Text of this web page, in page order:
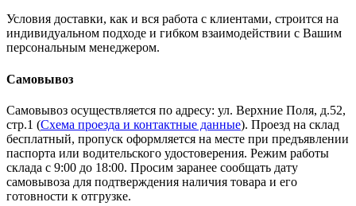
Условия доставки, как и вся работа с клиентами, строится на
индивидуальном подходе и гибком взаимодействии с Вашим
персональным менеджером.
Самовывоз
Самовывоз осуществляется по адресу: ул. Верхние Поля, д.52,
стр.1 (Схема проезда и контактные данные). Проезд на склад
бесплатный, пропуск оформляется на месте при предъявлении
паспорта или водительского удостоверения. Режим работы
склада с 9:00 до 18:00. Просим заранее сообщать дату
самовывоза для подтверждения наличия товара и его
готовности к отгрузке.